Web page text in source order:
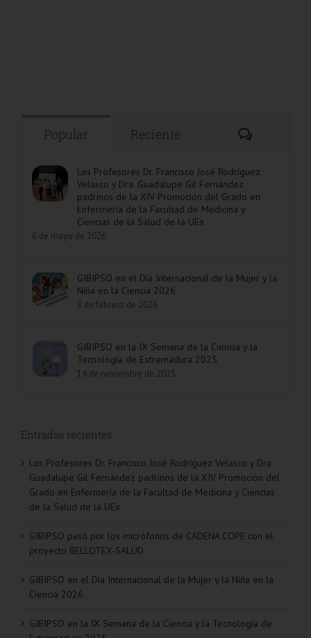
Popular Reciente
Los Profesores Dr. Francisco José Rodríguez
Velasco y Dra. Guadalupe Gil Fernández
padrinos de la XIV Promoción del Grado en
Enfermería de la Facultad de Medicina y
Ciencias de la Salud de la UEx
6 de mayo de 2026
GIBIPSO en el Día Internacional de la Mujer y la
Niña en la Ciencia 2026
8 de febrero de 2026
GIBIPSO en la IX Semana de la Ciencia y la
Tecnología de Extremadura 2025
14 de noviembre de 2025
Entradas recientes
Los Profesores Dr. Francisco José Rodríguez Velasco y Dra.
Guadalupe Gil Fernández padrinos de la XIV Promoción del
Grado en Enfermería de la Facultad de Medicina y Ciencias
de la Salud de la UEx
GIBIPSO pasó por los micrófonos de CADENA COPE con el
proyecto BELLOTEX-SALUD
GIBIPSO en el Día Internacional de la Mujer y la Niña en la
Ciencia 2026
GIBIPSO en la IX Semana de la Ciencia y la Tecnología de